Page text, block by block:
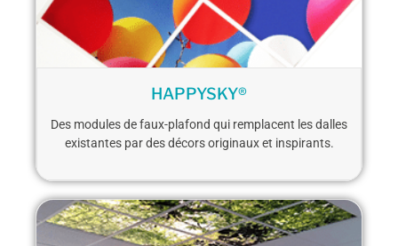
HAPPYSKY®
Des modules de faux-plafond qui remplacent les dalles
existantes par des décors originaux et inspirants.